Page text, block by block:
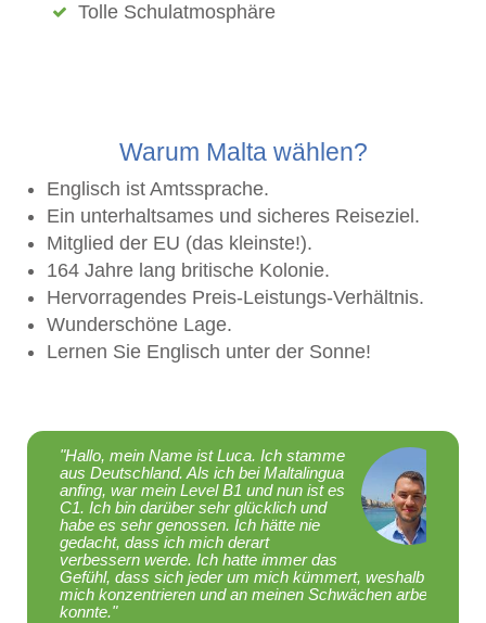
Tolle Schulatmosphäre
Warum Malta wählen?
Englisch ist Amtssprache.
Ein unterhaltsames und sicheres Reiseziel.
Mitglied der EU (das kleinste!).
164 Jahre lang britische Kolonie.
Hervorragendes Preis-Leistungs-Verhältnis.
Wunderschöne Lage.
Lernen Sie Englisch unter der Sonne!
"Hallo, mein Name ist Luca. Ich stamme
aus Deutschland. Als ich bei Maltalingua
anfing, war mein Level B1 und nun ist es
C1. Ich bin darüber sehr glücklich und
habe es sehr genossen. Ich hätte nie
gedacht, dass ich mich derart
verbessern werde. Ich hatte immer das
Gefühl, dass sich jeder um mich kümmert, weshalb ich
mich konzentrieren und an meinen Schwächen arbeiten
konnte."